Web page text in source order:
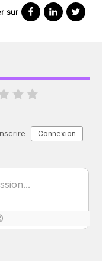
sur
: DES IMAGES
TOUTES LES
2022